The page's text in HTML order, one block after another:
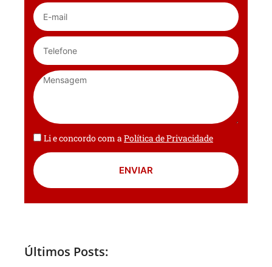
Li e concordo com aPolítica de Privacidade
ENVIAR
Últimos Posts: